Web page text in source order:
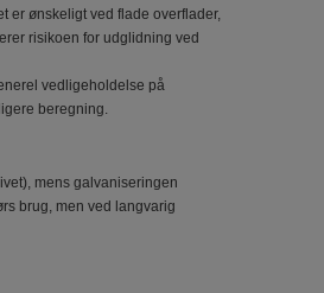
er ønskeligt ved flade overflader,
risikoen for udglidning ved
vedligeholdelse på
beregning.
mens galvaniseringen
brug, men ved langvarig